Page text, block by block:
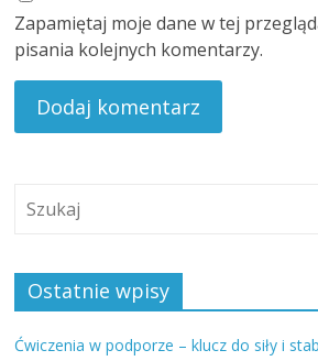
Zapamiętaj moje dane w tej
pisania kolejnych komentarzy.
Ostatnie wpisy
Ćwiczenia w podporze – klucz do siły i